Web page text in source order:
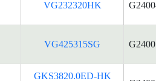
VG232320HK
VG425315SG
GKS3820.0ED-HK